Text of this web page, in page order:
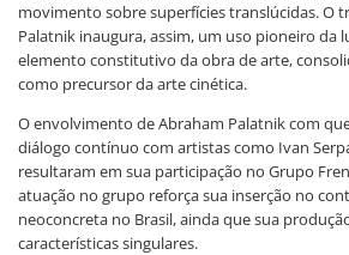
movimento sobre superfícies translúcidas. O
Palatnik inaugura, assim, um uso pioneiro da
elemento constitutivo da obra de arte,
como precursor da arte cinética.
O envolvimento de Abraham Palatnik com
diálogo contínuo com artistas como Ivan
resultaram em sua participação no Grupo
atuação no grupo reforça sua inserção no
neoconcreta no Brasil, ainda que sua
características singulares.